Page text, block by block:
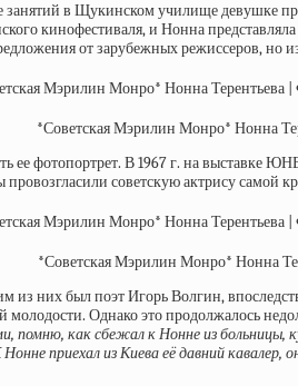
в Щукинском училище девушке
кинофестиваля, и Нонна представляла
от зарубежных режиссеров, но
*Советская Мэрилин Монро* Нонна
фотопортрет. В 1967 г. на выставке
провозгласили советскую актрису самой
*Советская Мэрилин Монро* Нонна
них был поэт Игорь Волгин,
Однако это продолжалось
как сбежал к Нонне из больницы,
приехал из Киева её давний кавалер,